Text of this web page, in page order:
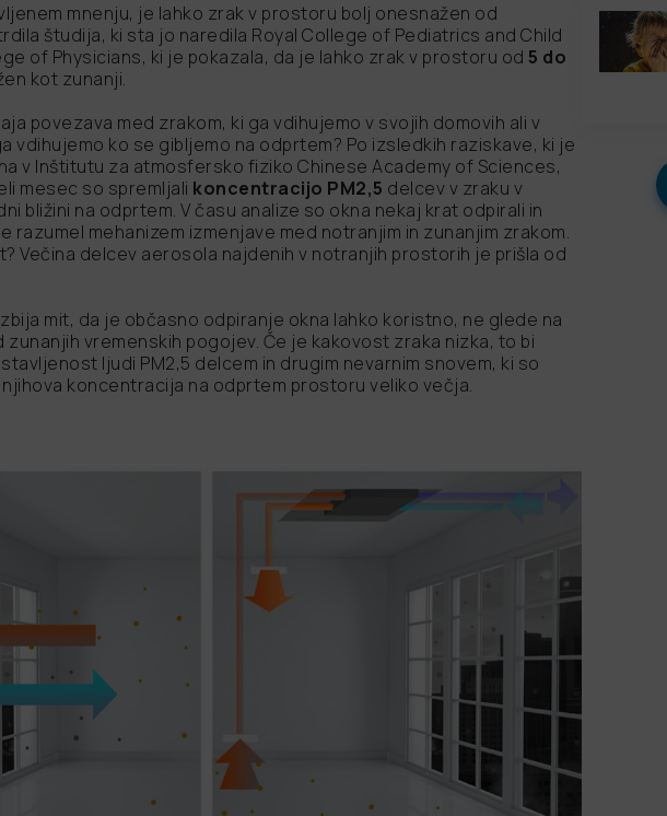
mnenju, je lahko zrak v prostoru bolj onesnažen od
študija, ki sta jo naredila Royal College of Pediatrics and Child
of Physicians, ki je pokazala, da je lahko zrak v prostoru od 5 do
kot zunanji.
povezava med zrakom, ki ga vdihujemo v svojih domovih ali v
vdihujemo ko se gibljemo na odprtem? Po izsledkih raziskave, ki je
v Inštitutu za atmosfersko fiziko Chinese Academy of Sciences,
mesec so spremljali koncentracijo PM2,5 delcev v zraku v
bližini na odprtem. V času analize so okna nekaj krat odpirali in
razumel mehanizem izmenjave med notranjim in zunanjim zrakom.
Večina delcev aerosola najdenih v notranjih prostorih je prišla od
mit, da je občasno odpiranje okna lahko koristno, ne glede na
vremenskih pogojev. Če je kakovost zraka nizka, to bi
ljudi PM2,5 delcem in drugim nevarnim snovem, ki so
koncentracija na odprtem prostoru veliko večja.